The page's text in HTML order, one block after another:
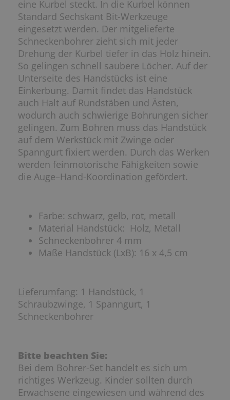
eine Kurbel steckt. In die Kurbel können
Standard Sechskant Bit-Werkzeuge
eingesetzt werden. Der mitgelieferte
Schneckenbohrer zieht sich mit jeder
Drehung der Kurbel tiefer in das Holz hinein.
So gelingen schnell saubere Löcher. Auf der
Unterseite des Handstücks ist eine
Einkerbung. Damit findet das Handstück
auch Halt auf Rundstäben und Ästen,
wodurch auch schwierige Bohrungen sicher
gelingen. Zum Bohren muss das Handstück
auf dem Werkstück mit Zwinge oder
Spanngurt fixiert werden. Durch das Werken
werden feinmotorische Fähigkeiten sowie
die Auge–Hand-Koordination gefördert.
Farbe: schwarz, gelb, rot, metall
Material Handstück: Holz, Metall
Schneckenbohrer 4 mm
Maße Handstück (LxB): 16 x 4,5 cm
Lieferumfang: 1 Handstück, 1
Schraubzwinge, 1 Spanngurt, 1
Schneckenbohrer
Bitte beachten Sie:
Bei dem Bohrer-Set handelt es sich um
richtiges Werkzeug. Kinder sollten durch
Erwachsene eingewiesen und während des